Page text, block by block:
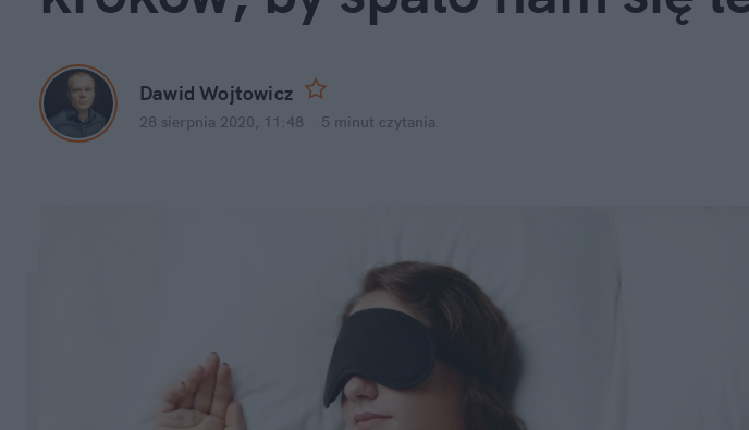
Dawid Wojtowicz
28 sierpnia 2020, 11:48 5 minut czytania